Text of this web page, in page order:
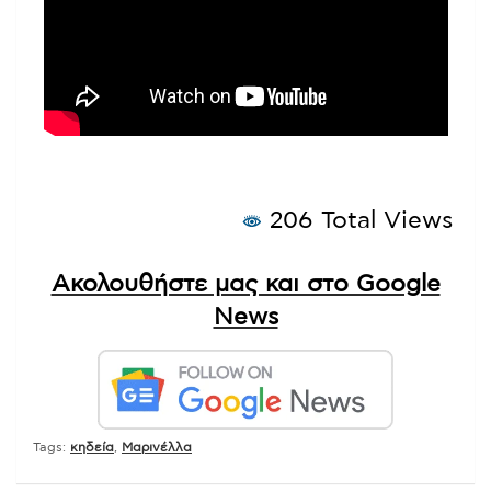
206 Total Views
Ακολουθήστε μας και στο Google
News
Tags: κηδεία Μαρινέλλα